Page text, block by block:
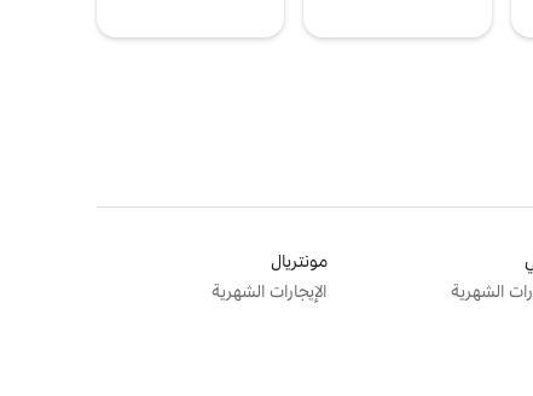
الشهرية
مونتريال
الإيجارات الشهرية